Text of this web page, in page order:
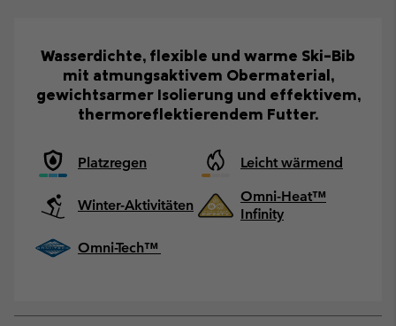
Wasserdichte, flexible und warme Ski-Bib
mit atmungsaktivem Obermaterial,
gewichtsarmer Isolierung und effektivem,
thermoreflektierendem Futter.
Platzregen Leicht wärmend
Winter-Aktivitäten
Omni-Heat™
Infinity
Omni-Tech™